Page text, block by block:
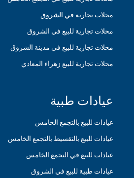
محلات تجارية في الشروق
محلات تجارية للبيع في الشروق
محلات تجارية للبيع في مدينة الشروق
محلات تجارية للبيع زهراء المعادي
عيادات طبية
عيادات للبيع بالتجمع الخامس
عيادات للبيع بالتقسيط بالتجمع الخامس
عيادات للبيع في التجمع الخامس
عيادات طبية للبيع في الشروق